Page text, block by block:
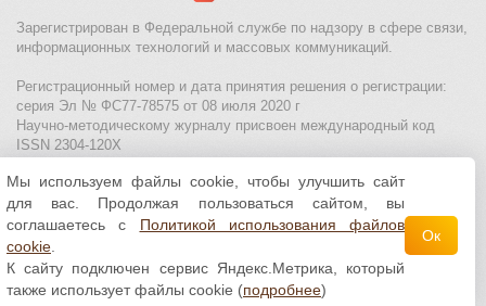
Зарегистрирован в Федеральной службе по надзору в сфере связи,
информационных технологий и массовых коммуникаций.
Регистрационный номер и дата принятия решения о регистрации:
серия Эл № ФС77-78575 от 08 июля 2020 г
Научно-методическому журналу присвоен международный код
ISSN 2304-120X
МЦИТО|Школьные олимпиады и онлайн конкурсы для детей
Политика использования файлов cookie| Политика обработки и
защиты персональных данных
Все материалы доступны полицензии Creative
Commons С указанием авторства 4.0 Всемирная
Мы используем файлы cookie, чтобы улучшить сайт
для вас. Продолжая пользоваться сайтом, вы
соглашаетесь с Политикой использования файлов
cookie
К сайту подключен сервис Яндекс.Метрика, который
также использует файлы cookie (подробнее)
Ок